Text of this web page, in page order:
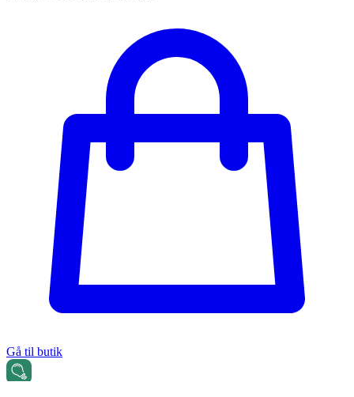
Gå til butik